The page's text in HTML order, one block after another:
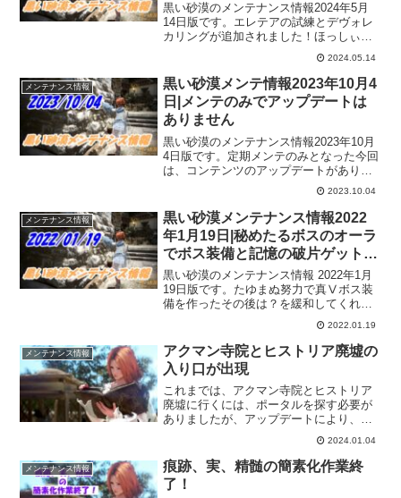
黒い砂漠のメンテナンス情報2024年5月
14日版です。エレテアの試練とデヴォレ
カリングが追加されました！ほっしぃ
ー！となるものの、まだ全然能力が足り
ないので指をくわえてみておきますｗ今
週もイベントやら普段やってることを中
心に楽しんで行きますよー！
2024.05.14
メンテナンス情報
黒い砂漠メンテ情報2023年10月4
日|メンテのみでアップデートは
ありません
黒い砂漠のメンテナンス情報2023年10月
4日版です。定期メンテのみとなった今回
は、コンテンツのアップデートがありま
せん。なので、イベント等で頑張ってい
る冒険者さんはわき目も振らずにイベン
ト張り切って下さい！
2023.10.04
メンテナンス情報
黒い砂漠メンテナンス情報2022
年1月19日|秘めたるボスのオーラ
でボス装備と記憶の破片ゲット！
火縄銃のグリンッも改善？
黒い砂漠のメンテナンス情報 2022年1月
19日版です。たゆまぬ努力で真Ⅴボス装
備を作ったその後は？を緩和してくれる
ような措置が来たようです。ボス装備の
交換だとか記憶の破片の交換が追加され
ました。後は、火縄銃を持った時の「グ
リンッ！」ってなってたのも改善された
とか。
2022.01.19
メンテナンス情報
アクマン寺院とヒストリア廃墟の
入り口が出現
これまでは、アクマン寺院とヒストリア
廃墟に行くには、ポータルを探す必要が
ありましたが、アップデートにより、明
確にアクマン寺院とヒストリア廃墟の入
り口が出現しました。また、これまでの
ポータルも無条件で判別できるようにな
っているので、迷わずに行けそうです。
2024.01.04
メンテナンス情報
痕跡、実、精髄の簡素化作業終
了！